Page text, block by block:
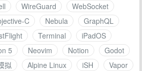
WireGuard
WebSocket
C Nebula
GraphQL
Terminal
iPadOS
5 Neovim Notion
Godot
拟 Alpine Linux iSH
Vapor